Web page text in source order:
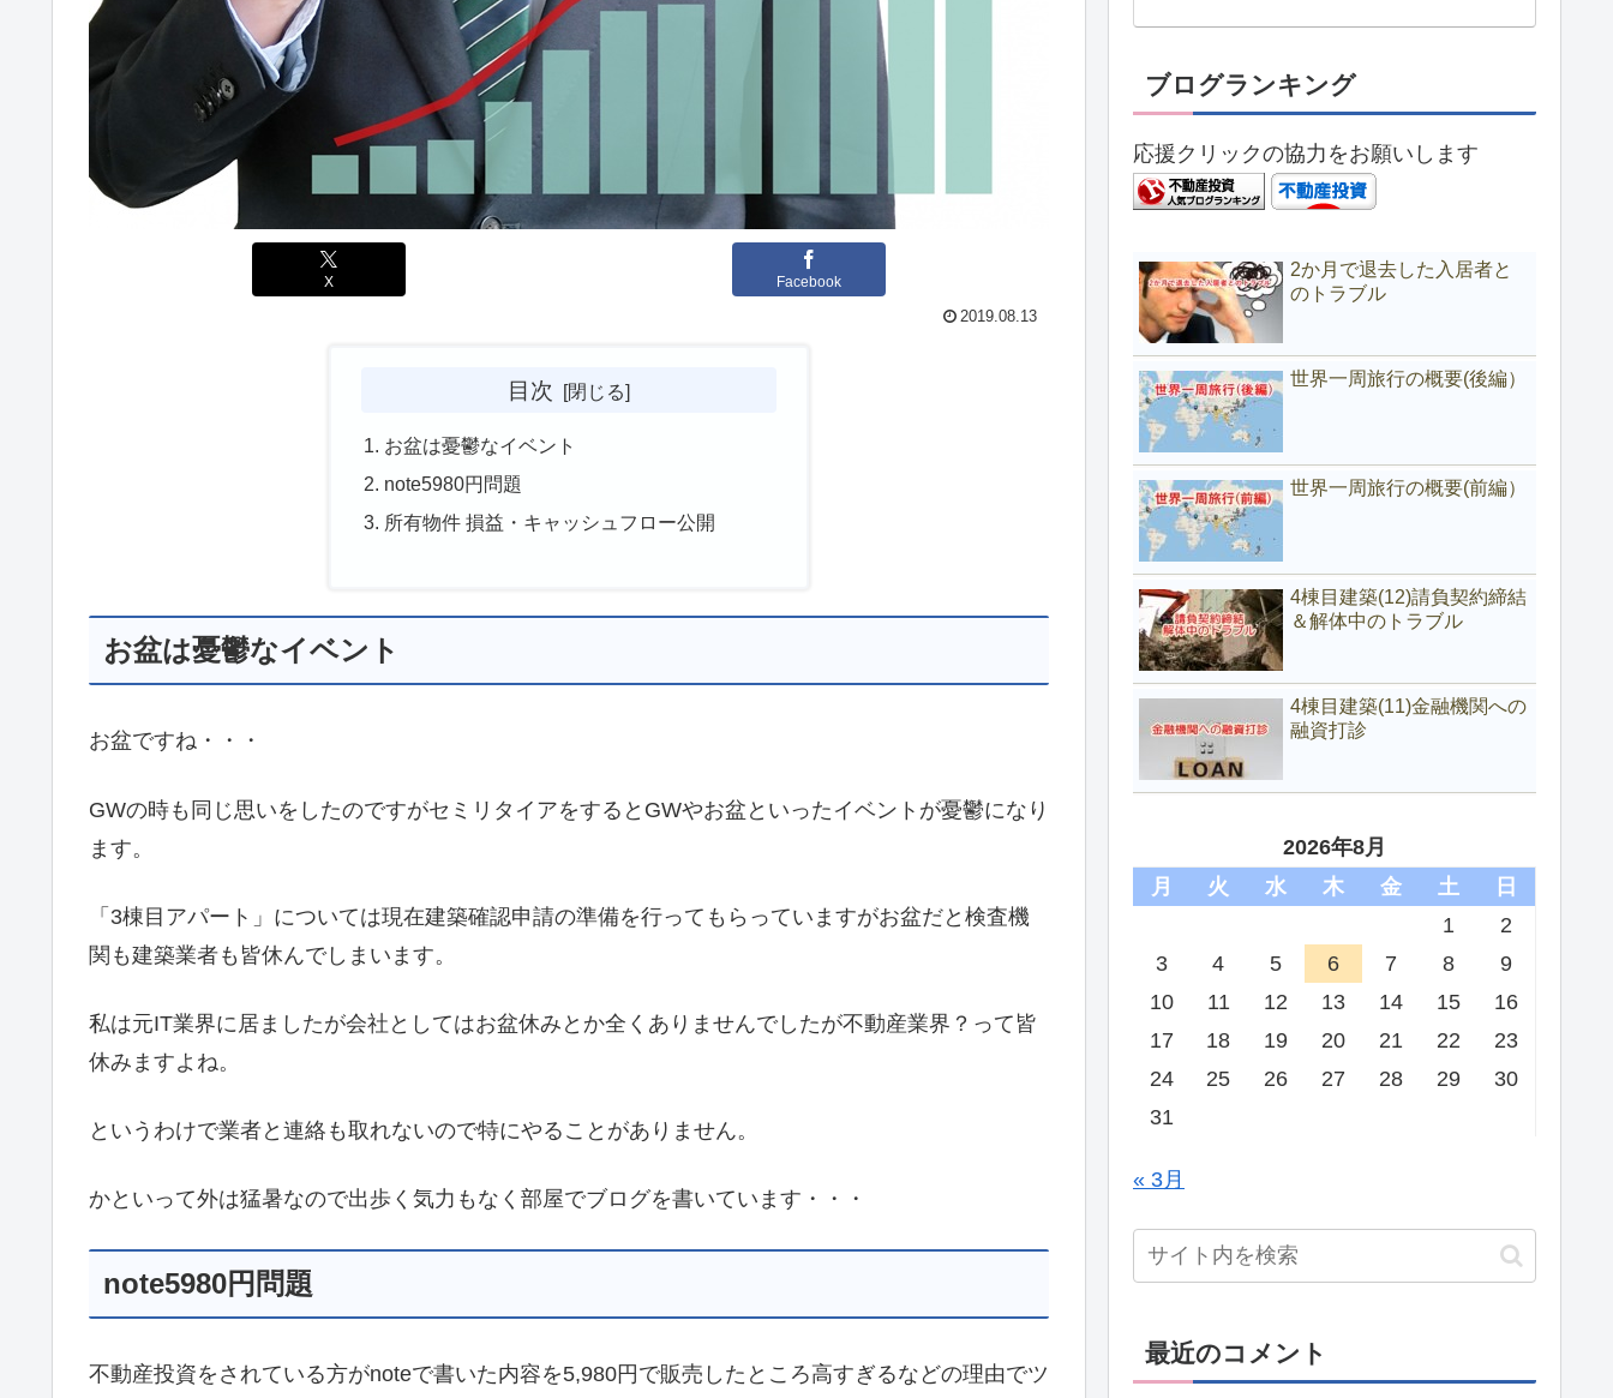
X Facebook
2019.08.13
目次
お盆は憂鬱なイベント
note5980円問題
所有物件 損益・キャッシュフロー公開
お盆は憂鬱なイベント
お盆ですね・・・
GWの時も同じ思いをしたのですがセミリタイアをするとGWやお盆といったイベントが憂鬱になり
ます。
「3棟目アパート」については現在建築確認申請の準備を行ってもらっていますがお盆だと検査機
関も建築業者も皆休んでしまいます。
私は元IT業界に居ましたが会社としてはお盆休みとか全くありませんでしたが不動産業界？って皆
休みますよね。
というわけで業者と連絡も取れないので特にやることがありません。
かといって外は猛暑なので出歩く気力もなく部屋でブログを書いています・・・
note5980円問題
不動産投資をされている方がnoteで書いた内容を5,980円で販売したところ高すぎるなどの理由でツ
ブログランキング
応援クリックの協力をお願いします
2か月で退去した入居者と
のトラブル
世界一周旅行の概要(後編）
世界一周旅行の概要(前編）
4棟目建築(12)請負契約締結
＆解体中のトラブル
4棟目建築(11)金融機関への
融資打診
2026年8月
月
火 水 木 金 土
日
1
2
3
4 5 6 7 8
9
10
11 12 13 14 15
16
17
18 19 20 21 22
23
24
25 26 27 28 29
30
31
« 3月
最近のコメント